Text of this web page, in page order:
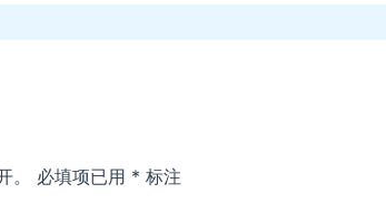
必填项已用 * 标注